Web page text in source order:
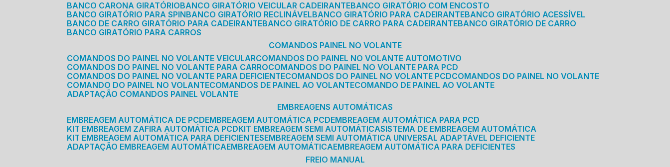
BANCO CARONA GIRATÓRIO
BANCO GIRATÓRIO VEICULAR CADEIRANTE BANCO GIRATÓRIO COM ENCOSTO
BANCO GIRATÓRIO PARA SPIN
BANCO GIRATÓRIO RECLINÁVEL BANCO GIRATÓRIO PARA CADEIRANTE BANCO GIRATÓRIO ACESSÍVEL
BANCO DE CARRO GIRATÓRIO PARA CADEIRANTE BANCO GIRATÓRIO DE CARRO PARA CADEIRANTE BANCO GIRATÓRIO DE CARRO
BANCO GIRATÓRIO PARA CARROS
COMANDOS PAINEL NO VOLANTE
COMANDOS DO PAINEL NO VOLANTE VEICULAR
COMANDOS DO PAINEL NO VOLANTE AUTOMOTIVO
COMANDOS DO PAINEL NO VOLANTE PARA CARRO
COMANDOS DO PAINEL NO VOLANTE PARA PCD
COMANDOS DO PAINEL NO VOLANTE PARA DEFICIENTE
COMANDOS DO PAINEL NO VOLANTE PCD
COMANDOS DO PAINEL NO VOLANTE
COMANDO DO PAINEL NO VOLANTE
COMANDOS DE PAINEL AO VOLANTE
COMANDO DE PAINEL AO VOLANTE
ADAPTAÇÃO COMANDOS PAINEL VOLANTE
EMBREAGENS AUTOMÁTICAS
EMBREAGEM AUTOMÁTICA DE PCD EMBREAGEM AUTOMÁTICA PCD EMBREAGEM AUTOMÁTICA PARA PCD
KIT EMBREAGEM ZAFIRA AUTOMÁTICA PCD
KIT EMBREAGEM SEMI AUTOMÁTICA SISTEMA DE EMBREAGEM AUTOMÁTICA
KIT EMBREAGEM AUTOMÁTICA PARA DEFICIENTES EMBREAGEM SEMI AUTOMÁTICA UNIVERSAL ADAPTÁVEL DEFICIENTE
ADAPTAÇÃO EMBREAGEM AUTOMÁTICA EMBREAGEM AUTOMÁTICA EMBREAGEM AUTOMÁTICA PARA DEFICIENTES
FREIO MANUAL